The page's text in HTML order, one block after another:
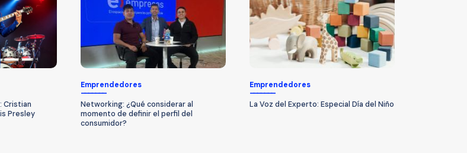
Cristian
Presley
Emprendedores
Networking: ¿Qué considerar al
momento de definir el perfil del
consumidor?
Emprendedores
La Voz del Experto: Especial Día del Niño